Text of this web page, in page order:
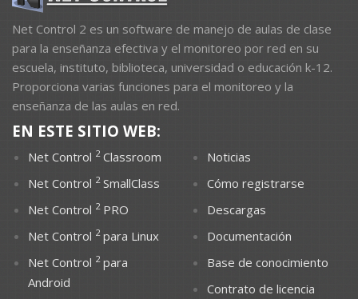
Net Control 2 es un software de manejo de aulas de clase
para la enseñanza efectiva y el monitoreo por red en su
escuela, instituto, biblioteca, universidad o educación k-12.
Proporciona varias funciones para el monitoreo y la
enseñanza de las aulas en red.
EN ESTE SITIO WEB:
Net Control 2Classroom
Net Control 2SmallClass
Net Control 2PRO
Net Control 2para Linux
Net Control 2para
Android
Noticias
Cómo registrarse
Descargas
Documentación
Base de conocimiento
Contrato de licencia